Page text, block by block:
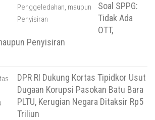
Soal SPPG:
Tidak Ada
OTT,
Penyisiran
DPR RI Dukung Kortas Tipidkor Usut
Dugaan Korupsi Pasokan Batu Bara
PLTU, Kerugian Negara Ditaksir Rp5
Triliun